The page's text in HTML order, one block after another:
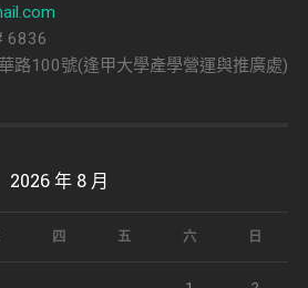
6836
路100號(逢甲大學產學營運與推廣處)
2026 年 8 月
四 五 六 日